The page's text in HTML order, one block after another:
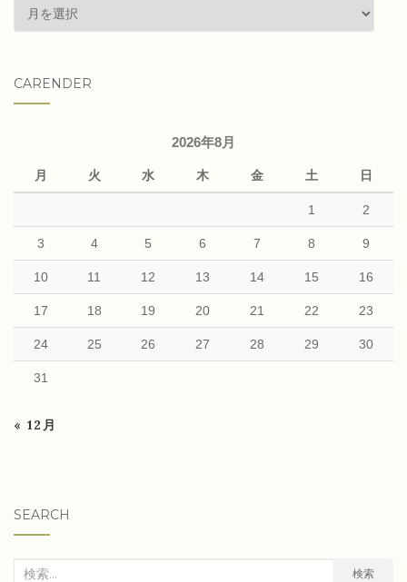
past
articles
CARENDER
2026年8月
月 火 水 木 金 土 日
1 2
3 4 5 6 7 8 9
10 11 12 13 14 15 16
17 18 19 20 21 22 23
24 25 26 27 28 29 30
31
« 12月
SEARCH
検
検索